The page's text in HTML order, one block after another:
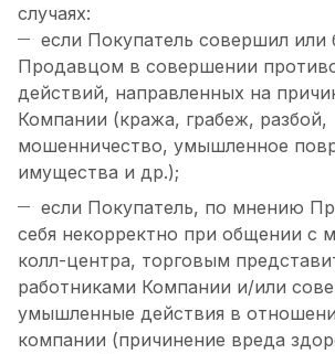
случаях:
если Покупатель совершил или
Продавцом в совершении
действий, направленных на
Компании (кража, грабеж, разбой,
мошенничество, умышленное
имущества и др.);
если Покупатель, по мнению
себя некорректно при общении с
колл-центра, торговым
работниками Компании и/или
умышленные действия в
компании (причинение вреда